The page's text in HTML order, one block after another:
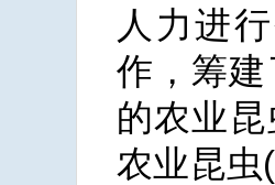
人力进
作，筹建
的农业
农业昆虫